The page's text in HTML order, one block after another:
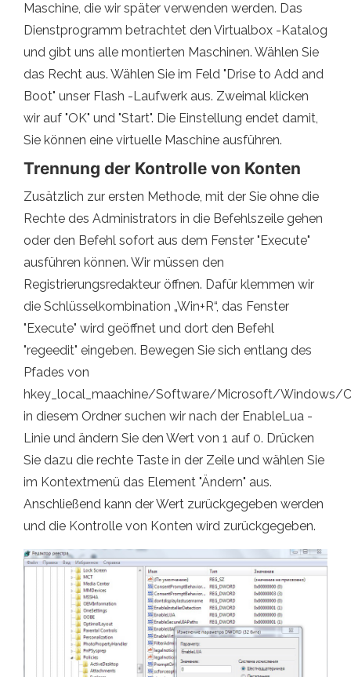
Maschine, die wir später verwenden werden. Das
Dienstprogramm betrachtet den Virtualbox -Katalog
und gibt uns alle montierten Maschinen. Wählen Sie
das Recht aus. Wählen Sie im Feld "Drise to Add and
Boot" unser Flash -Laufwerk aus. Zweimal klicken
wir auf "OK" und "Start". Die Einstellung endet damit,
Sie können eine virtuelle Maschine ausführen.
Trennung der Kontrolle von Konten
Zusätzlich zur ersten Methode, mit der Sie ohne die
Rechte des Administrators in die Befehlszeile gehen
oder den Befehl sofort aus dem Fenster "Execute"
ausführen können. Wir müssen den
Registrierungsredakteur öffnen. Dafür klemmen wir
die Schlüsselkombination „Win+R“, das Fenster
"Execute" wird geöffnet und dort den Befehl
"regeedit" eingeben. Bewegen Sie sich entlang des
Pfades von
hkey_local_maachine/Software/Microsoft/Windows/
in diesem Ordner suchen wir nach der EnableLua -
Linie und ändern Sie den Wert von 1 auf 0. Drücken
Sie dazu die rechte Taste in der Zeile und wählen Sie
im Kontextmenü das Element "Ändern" aus.
Anschließend kann der Wert zurückgegeben werden
und die Kontrolle von Konten wird zurückgegeben.